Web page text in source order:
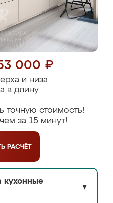
000 ₽
и низа
в длину
точную стоимость!
за 15 минут!
РАСЧЁТ
кухонные
▼